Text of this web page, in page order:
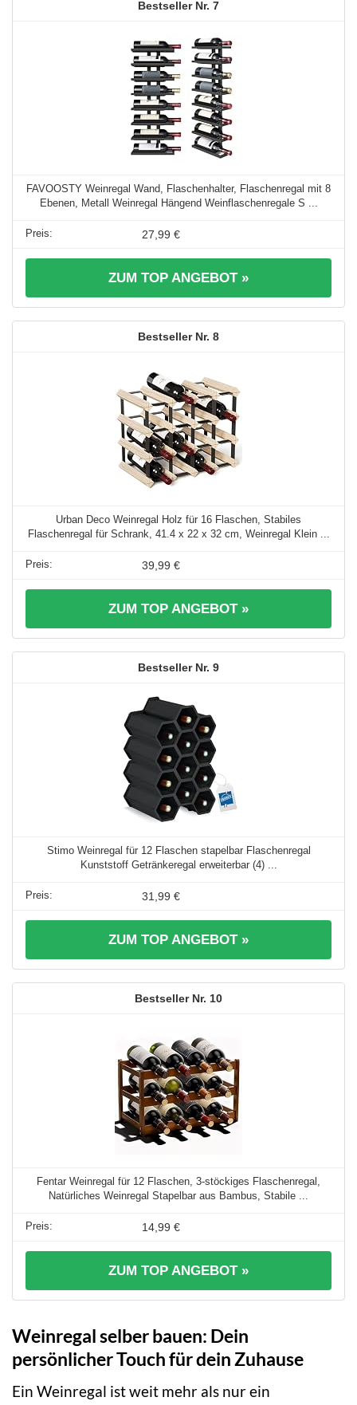
7
FAVOOSTY Weinregal Wand, Flaschenhalter, Flaschenregal mit 8
Ebenen, Metall Weinregal Hängend Weinflaschenregale S ...
27,99 €
ZUM TOP ANGEBOT »
8
Urban Deco Weinregal Holz für 16 Flaschen, Stabiles
Flaschenregal für Schrank, 41.4 x 22 x 32 cm, Weinregal Klein ...
39,99 €
ZUM TOP ANGEBOT »
9
Stimo Weinregal für 12 Flaschen stapelbar Flaschenregal
Kunststoff Getränkeregal erweiterbar (4) ...
31,99 €
ZUM TOP ANGEBOT »
10
Fentar Weinregal für 12 Flaschen, 3-stöckiges Flaschenregal,
Natürliches Weinregal Stapelbar aus Bambus, Stabile ...
14,99 €
ZUM TOP ANGEBOT »
Weinregal selber bauen: Dein
persönlicher Touch für dein Zuhause
Ein Weinregal ist weit mehr als nur ein